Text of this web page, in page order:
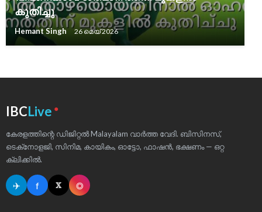
കുതിച്ചു
Hemant Singh 26 മെയ്‌ 2026
IBCLive ●
കേരളത്തിന്റെ ഡിജിറ്റൽ Malayalam വാർത്ത വേദി. ബിസിനസ്,
ടെക്‌നോളജി, സിനിമ, കായികം, ഓട്ടോ, ഫാഷൻ, ഭക്ഷണം — ഒറ്റ
ക്ലിക്കിൽ.
✈ f 𝕏 ◎